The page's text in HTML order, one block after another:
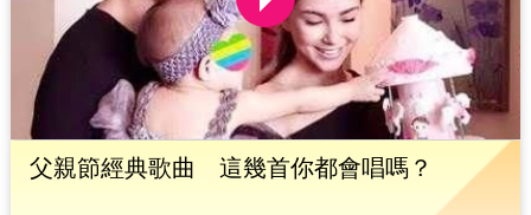
父親節經典歌曲 這幾首你都會唱嗎？